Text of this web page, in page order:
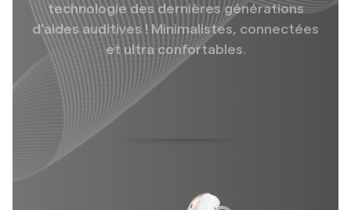
technologie des dernières générations
d'aides auditives ! Minimalistes, connectées
et ultra confortables.